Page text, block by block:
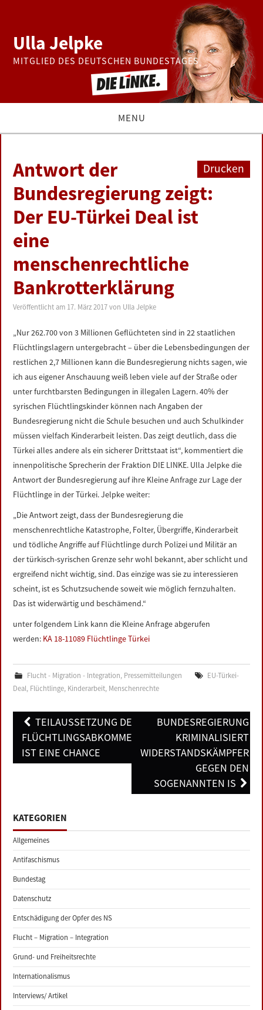
Ulla Jelpke
MITGLIED DES DEUTSCHEN BUNDESTAGES
MENU
BUNDESTAG
PRESSE
ZUR PERSON
LINKS
DATENSCHUTZERKLÄRUNG
IMPRESSUM
Drucken
Antwort der
Bundesregierung zeigt:
Der EU-Türkei Deal ist
eine
menschenrechtliche
Bankrotterklärung
Veröffentlicht am 17. März 2017 von Ulla Jelpke
„Nur 262.700 von 3 Millionen Geflüchteten sind in 22 staatlichen
Flüchtlingslagern untergebracht – über die Lebensbedingungen der
restlichen 2,7 Millionen kann die Bundesregierung nichts sagen, wie
ich aus eigener Anschauung weiß leben viele auf der Straße oder
unter furchtbarsten Bedingungen in illegalen Lagern. 40% der
syrischen Flüchtlingskinder können nach Angaben der
Bundesregierung nicht die Schule besuchen und auch Schulkinder
müssen vielfach Kinderarbeit leisten. Das zeigt deutlich, dass die
Türkei alles andere als ein sicherer Drittstaat ist“, kommentiert die
innenpolitische Sprecherin der Fraktion DIE LINKE. Ulla Jelpke die
Antwort der Bundesregierung auf ihre Kleine Anfrage zur Lage der
Flüchtlinge in der Türkei. Jelpke weiter:
„Die Antwort zeigt, dass der Bundesregierung die
menschenrechtliche Katastrophe, Folter, Übergriffe, Kinderarbeit
und tödliche Angriffe auf Flüchtlinge durch Polizei und Militär an
der türkisch-syrischen Grenze sehr wohl bekannt, aber schlicht und
ergreifend nicht wichtig, sind. Das einzige was sie zu interessieren
scheint, ist es Schutzsuchende soweit wie möglich fernzuhalten.
Das ist widerwärtig und beschämend.“
unter folgendem Link kann die Kleine Anfrage abgerufen
werden: KA 18-11089 Flüchtlinge Türkei
Flucht - Migration - Integration, Pressemitteilungen
EU-Türkei-
Deal, Flüchtlinge, Kinderarbeit, Menschenrechte
Post
navigation
TEILAUSSETZUNG DES
FLÜCHTLINGSABKOMMENS
IST EINE CHANCE
BUNDESREGIERUNG
KRIMINALISIERT
WIDERSTANDSKÄMPFER
GEGEN DEN
SOGENANNTEN IS
KATEGORIEN
Allgemeines
Antifaschismus
Bundestag
Datenschutz
Entschädigung der Opfer des NS
Flucht – Migration – Integration
Grund- und Freiheitsrechte
Internationalismus
Interviews/ Artikel